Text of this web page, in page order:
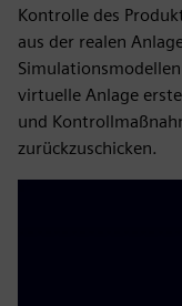
Kontrolle des
aus der realen
virtuelle Anlage
und
zurückzuschicken.